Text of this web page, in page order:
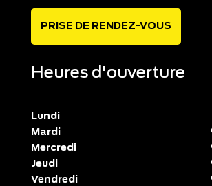
PRISE DE RENDEZ-VOUS
Heures d'ouverture
Lundi
Mardi
Mercredi
Jeudi
Vendredi